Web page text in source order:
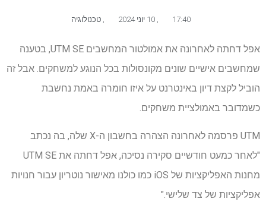
17:40 10 יוני 2024 טכנולוגיה
אפל דחתה לאחרונה את אמולטור המחשבים UTM SE, בטענה
שמחשבים אישיים שונים מקונסולות בכל הנוגע למשחקים. אבל זה
הוביל לקצת דיון באינטרנט על איזו חומרה באמת נחשבת
כשמדובר באמולציית משחקים.
UTM פרסמה לאחרונה הצהרה בחשבון ה-X שלה, בה נכתב
"לאחר כמעט חודשיים סקירה נסיכה, אפל דחתה את UTM SE
מחנות האפליקציות של iOS כמו כולנו מאישור נוטריון עבור חנויות
אפליקציות של צד שלישי."